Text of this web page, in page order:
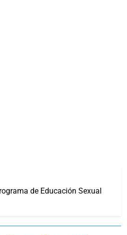
de Educación Sexual